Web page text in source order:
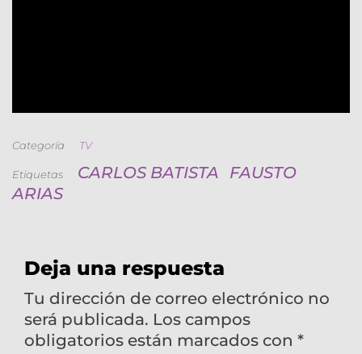
Categoría TV
Etiquetas CARLOS BATISTA
FAUSTO
ARIAS
Deja una respuesta
Tu dirección de correo electrónico no
será publicada. Los campos
obligatorios están marcados con *